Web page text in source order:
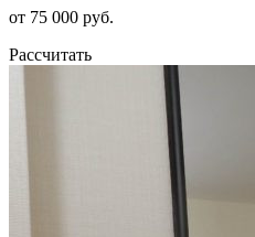
от 75 000 руб.
Рассчитать